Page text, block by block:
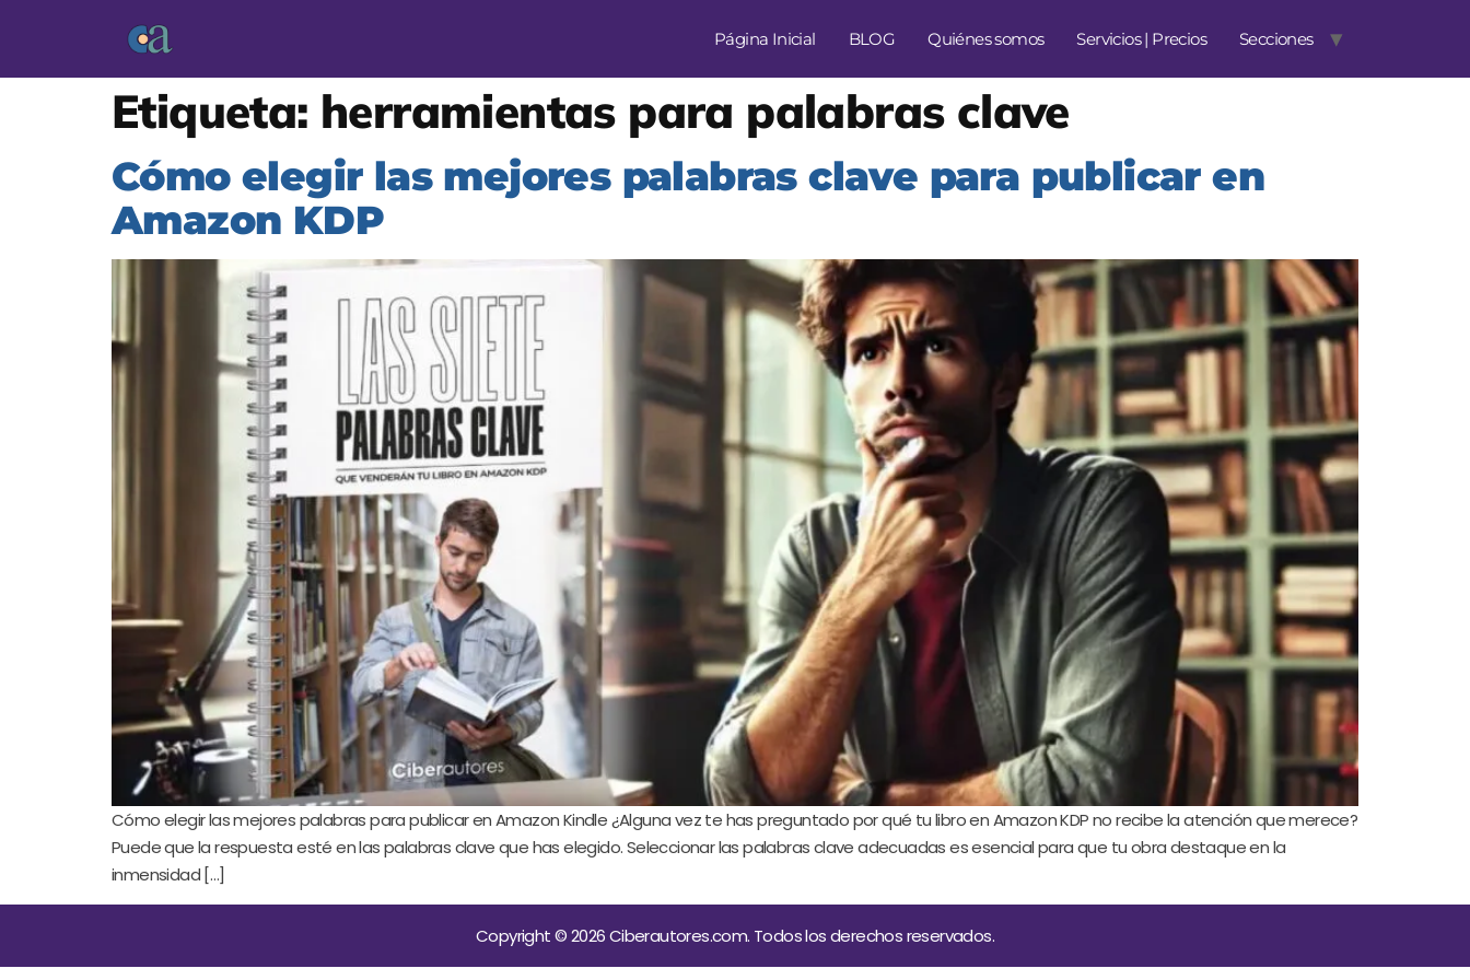
Página Inicial BLOG Quiénes somos Servicios | Precios Secciones
Etiqueta: herramientas para palabras clave
Cómo elegir las mejores palabras clave para publicar en
Amazon KDP
Cómo elegir las mejores palabras para publicar en Amazon Kindle ¿Alguna vez te has preguntado por qué tu libro en Amazon KDP no recibe la atención que merece?
Puede que la respuesta esté en las palabras clave que has elegido. Seleccionar las palabras clave adecuadas es esencial para que tu obra destaque en la
inmensidad […]
Copyright © 2026 Ciberautores.com. Todos los derechos reservados.